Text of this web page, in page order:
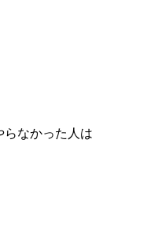
らなかった人は